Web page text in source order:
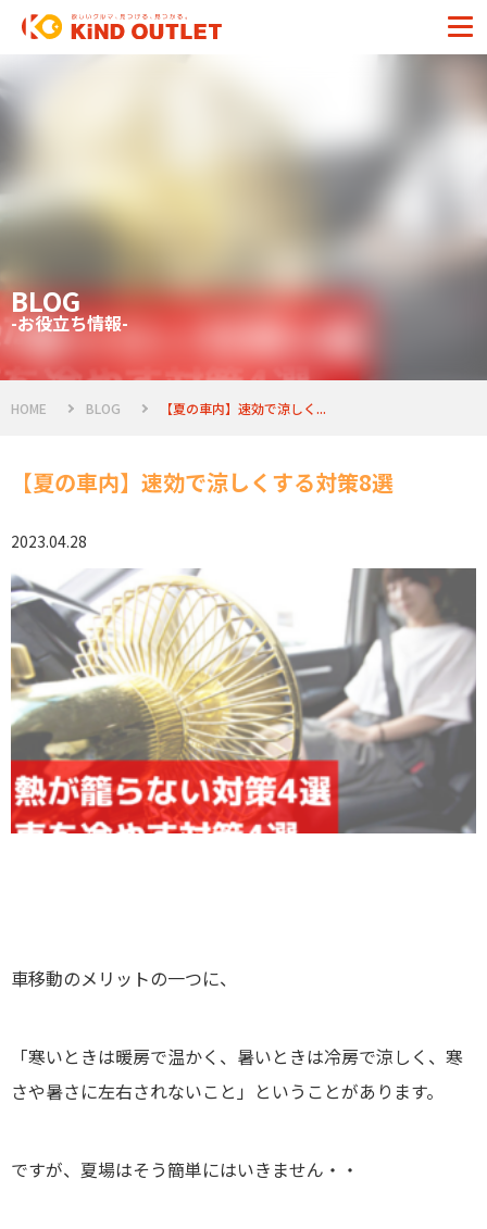
BLOG
-お役立ち情報-
HOME BLOG 【夏の車内】速効で涼しく...
【夏の車内】速効で涼しくする対策8選
2023.04.28
車移動のメリットの一つに、
「寒いときは暖房で温かく、暑いときは冷房で涼しく、寒
さや暑さに左右されないこと」 ということがあります。
ですが、夏場はそう簡単にはいきません・・